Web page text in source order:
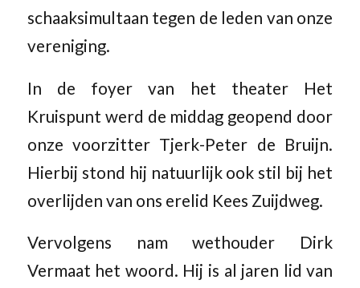
schaaksimultaan tegen de leden van onze
vereniging.
In de foyer van het theater Het
Kruispunt werd de middag geopend door
onze voorzitter Tjerk-Peter de Bruijn.
Hierbij stond hij natuurlijk ook stil bij het
overlijden van ons erelid Kees Zuijdweg.
Vervolgens nam wethouder Dirk
Vermaat het woord. Hij is al jaren lid van